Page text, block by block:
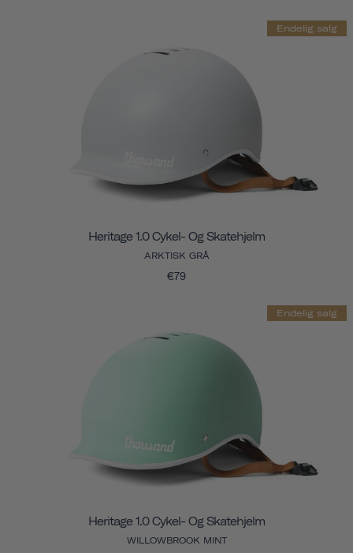
Endelig salg
Heritage 1.0 Cykel- Og Skatehjelm
ARKTISK GRÅ
€79
Endelig salg
Heritage 1.0 Cykel- Og Skatehjelm
WILLOWBROOK MINT